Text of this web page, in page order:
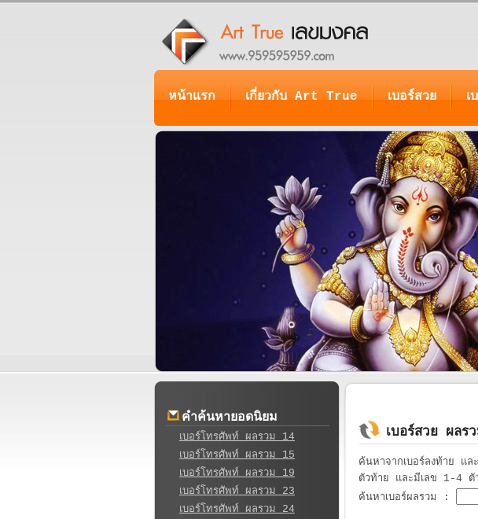
หน้าแรก เกี่ยวกับ Art True เบอร์สวย เ
คำค้นหายอดนิยม
เบอร์โทรศัพท์ ผลรวม 14
เบอร์โทรศัพท์ ผลรวม 15
เบอร์โทรศัพท์ ผลรวม 19
เบอร์โทรศัพท์ ผลรวม 23
เบอร์โทรศัพท์ ผลรวม 24
เบอร์สวย ผลร
ค้นหาจากเบอร์ลงท้าย แล
ตัวท้าย และมีเลข 1-4 ตั
ค้นหาเบอร์ผลรวม
: